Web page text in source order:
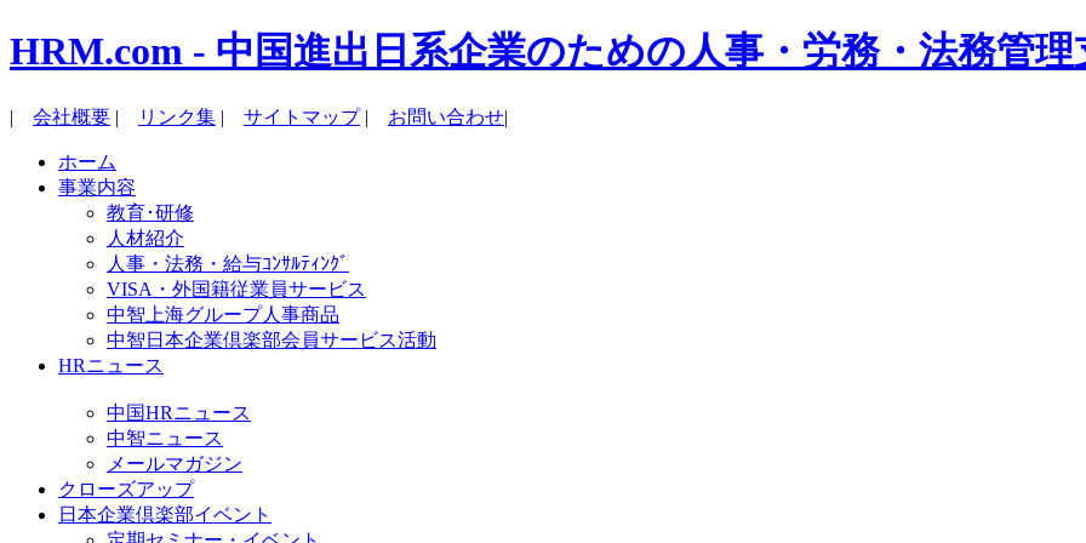
HRM.com - 中国進出日系企業のための人事・労務・法務管理
| 会社概要 | リンク集 | サイトマップ| お問い合わせ|
ホーム
事業内容
教育･研修
人材紹介
人事・法務・給与ｺﾝｻﾙﾃｨﾝｸﾞ
VISA・外国籍従業員サービス
中智上海グループ人事商品
中智日本企業倶楽部会員サービス活動
HRニュース
中国HRニュース
中智ニュース
メールマガジン
クローズアップ
日本企業倶楽部イベント